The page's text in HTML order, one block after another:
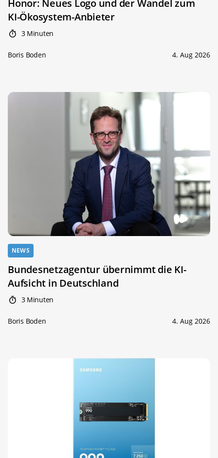
Honor: Neues Logo und der Wandel zum
KI-Ökosystem-Anbieter
3 Minuten
Boris Boden 4. Aug 2026
NEWS
Bundesnetzagentur übernimmt die KI-
Aufsicht in Deutschland
3 Minuten
Boris Boden 4. Aug 2026